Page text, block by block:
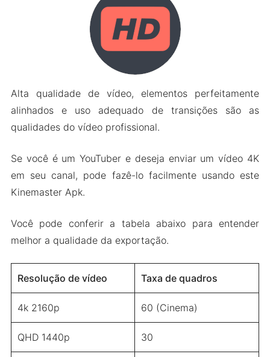
Alta qualidade de vídeo, elementos perfeitamente
alinhados e uso adequado de transições são as
qualidades do vídeo profissional.
Se você é um YouTuber e deseja enviar um vídeo 4K
em seu canal, pode fazê-lo facilmente usando este
Kinemaster Apk.
Você pode conferir a tabela abaixo para entender
melhor a qualidade da exportação.
Resolução de vídeo Taxa de quadros
4k 2160p 60 (Cinema)
QHD 1440p 30